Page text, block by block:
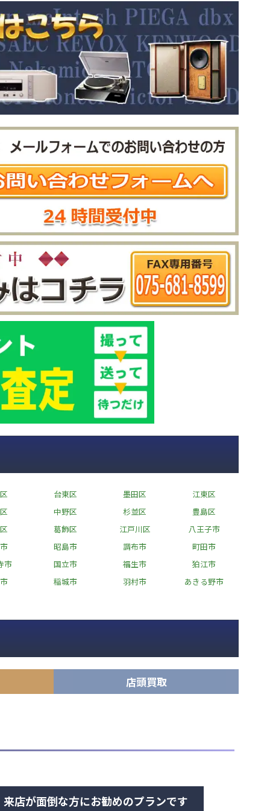
台東区 墨田区
江東区
中野区 杉並区
豊島区
葛飾区 江戸川区
八王子市
昭島市 調布市
町田市
市
国立市 福生市
狛江市
稲城市 羽村市 あきる野市
店頭買取
店が面倒な方にお勧めのプランです